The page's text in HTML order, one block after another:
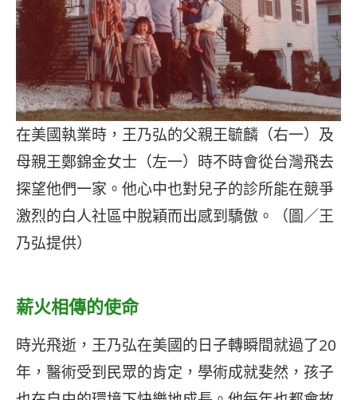
在美國執業時，王乃弘的父親王毓麟（右一）及
母親王鄭錦金女士（左一）時不時會從台灣飛去
探望他們一家。他心中也對兒子的診所能在競爭
激烈的白人社區中脫穎而出感到驕傲。（圖／王
乃弘提供）
薪火相傳的使命
時光飛逝，王乃弘在美國的日子轉瞬間就過了20
年，醫術受到民眾的肯定，學術成就斐然，孩子